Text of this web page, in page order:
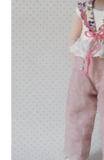
Page Boutique
Panier
Politique de confidentialité
Politique de cookies (UE)
Validation de la commande